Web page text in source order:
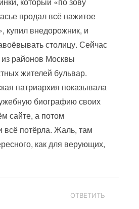
продал всё нажитое
купил внедорожник, и
столицу. Сейчас
районов Москвы
жителей бульвар.
патриархия показывала
биографию своих
сайте, а потом
всё потёрла. Жаль, там
как для верующих,
ОТВЕТИТЬ